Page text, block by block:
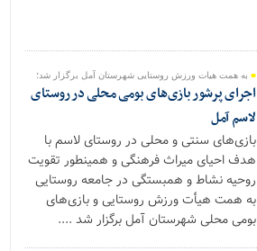
به همت هیات ورزش روستایی شهرستان آمل برگزار شد؛
اجرای پرشور بازی‌های بومی محلی در روستای
لاسم آمل
بازی‌های سنتی و محلی در روستای لاسم با
هدف احیای میراث فرهنگی و همینطور تقویت
روحیه نشاط و همبستگی در جامعه روستایی
به همت هیأت ورزش روستایی و بازی‌های
بومی محلی شهرستان آمل برگزار شد ....